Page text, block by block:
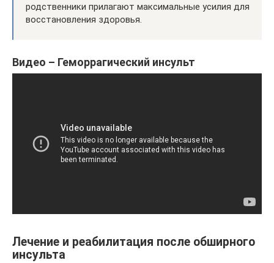
родственники прилагают максимальные усилия для
восстановления здоровья.
Видео – Геморрагический инсульт
Лечение и реабилитация после обширного
инсульта